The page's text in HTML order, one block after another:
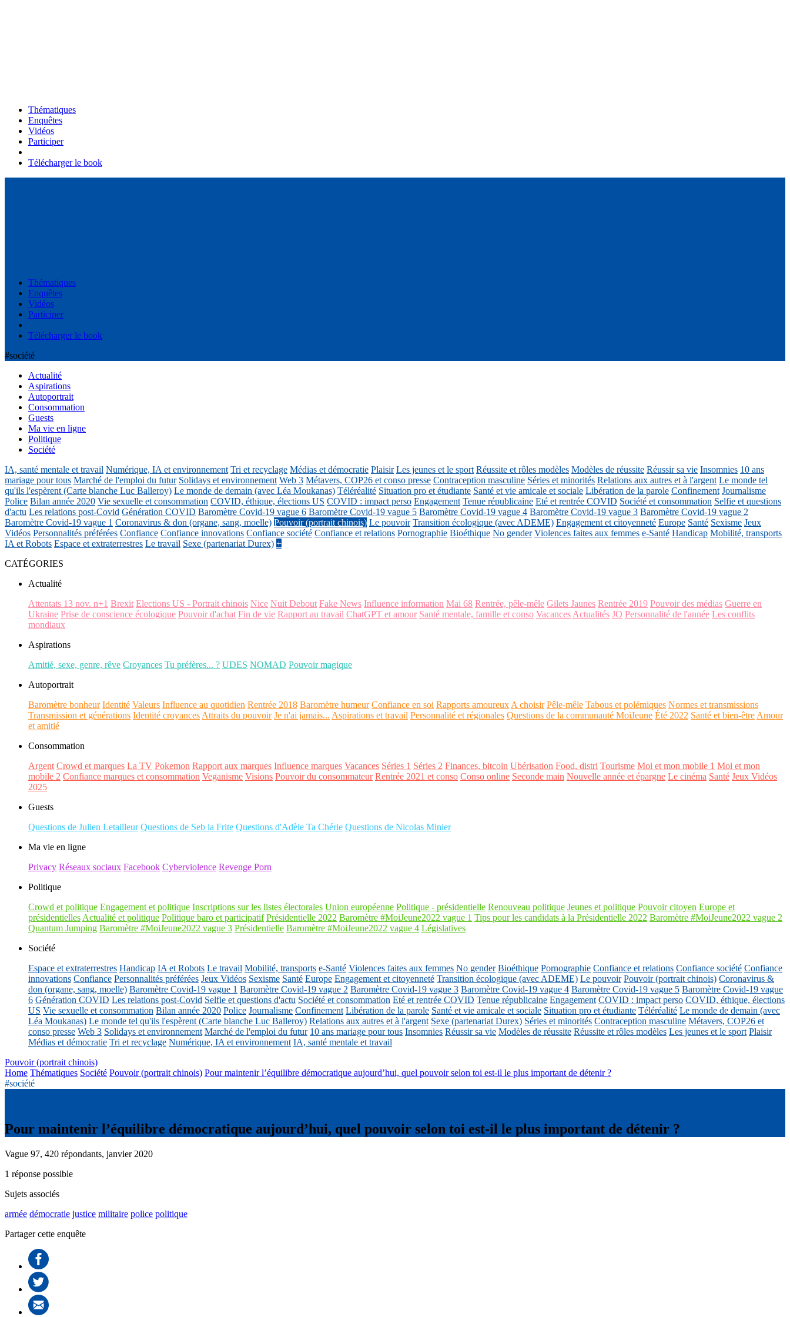
Thématiques
Enquêtes
Vidéos
Participer
Télécharger le book
Thématiques
Enquêtes
Vidéos
Participer
Télécharger le book
#société
Actualité
Aspirations
Autoportrait
Consommation
Guests
Ma vie en ligne
Politique
Société
IA, santé mentale et travail Numérique, IA et environnement Tri et recyclage Médias et démocratie Plaisir Les jeunes et le sport Réussite et rôles modèles Modèles de réussite Réussir sa vie Insomnies 10 ans
mariage pour tous Marché de l'emploi du futur Solidays et environnement Web 3 Métavers, COP26 et conso presse Contraception masculine Séries et minorités Relations aux autres et à l'argent Le monde tel
qu'ils l'espèrent (Carte blanche Luc Balleroy) Le monde de demain (avec Léa Moukanas) Téléréalité Situation pro et étudiante Santé et vie amicale et sociale Libération de la parole Confinement Journalisme
Police Bilan année 2020 Vie sexuelle et consommation COVID, éthique, élections US COVID : impact perso Engagement Tenue républicaine Eté et rentrée COVID Société et consommation Selfie et questions
d'actu Les relations post-Covid Génération COVID Baromètre Covid-19 vague 6 Baromètre Covid-19 vague 5 Baromètre Covid-19 vague 4 Baromètre Covid-19 vague 3 Baromètre Covid-19 vague 2
Baromètre Covid-19 vague 1 Coronavirus & don (organe, sang, moelle) Pouvoir (portrait chinois) Le pouvoir Transition écologique (avec ADEME) Engagement et citoyenneté Europe Santé Sexisme Jeux
Vidéos Personnalités préférées Confiance Confiance innovations Confiance société Confiance et relations Pornographie Bioéthique No gender Violences faites aux femmes e-Santé Handicap Mobilité, transports
IA et Robots Espace et extraterrestres Le travail Sexe (partenariat Durex) +
CATÉGORIES
Actualité
Attentats 13 nov. n+1 Brexit Elections US - Portrait chinois Nice Nuit Debout Fake News Influence information Mai 68 Rentrée, pêle-mêle Gilets Jaunes Rentrée 2019 Pouvoir des médias Guerre en
Ukraine Prise de conscience écologique Pouvoir d'achat Fin de vie Rapport au travail ChatGPT et amour Santé mentale, famille et conso Vacances Actualités JO Personnalité de l'année Les conflits
mondiaux
Aspirations
Amitié, sexe, genre, rêve Croyances Tu préfères... ? UDES NOMAD Pouvoir magique
Autoportrait
Baromètre bonheur Identité Valeurs Influence au quotidien Rentrée 2018 Baromètre humeur Confiance en soi Rapports amoureux A choisir Pêle-mêle Tabous et polémiques Normes et transmissions
Transmission et générations Identité croyances Attraits du pouvoir Je n'ai jamais... Aspirations et travail Personnalité et régionales Questions de la communauté MoiJeune Été 2022 Santé et bien-être Amour
et amitié
Consommation
Argent Crowd et marques La TV Pokemon Rapport aux marques Influence marques Vacances Séries 1 Séries 2 Finances, bitcoin Ubérisation Food, distri Tourisme Moi et mon mobile 1 Moi et mon
mobile 2 Confiance marques et consommation Veganisme Visions Pouvoir du consommateur Rentrée 2021 et conso Conso online Seconde main Nouvelle année et épargne Le cinéma Santé Jeux Vidéos
2025
Guests
Questions de Julien Letailleur Questions de Seb la Frite Questions d'Adèle Ta Chérie Questions de Nicolas Minier
Ma vie en ligne
Privacy Réseaux sociaux Facebook Cyberviolence Revenge Porn
Politique
Crowd et politique Engagement et politique Inscriptions sur les listes électorales Union européenne Politique - présidentielle Renouveau politique Jeunes et politique Pouvoir citoyen Europe et
présidentielles Actualité et politique Politique baro et participatif Présidentielle 2022 Baromètre #MoiJeune2022 vague 1 Tips pour les candidats à la Présidentielle 2022 Baromètre #MoiJeune2022 vague 2
Quantum Jumping Baromètre #MoiJeune2022 vague 3 Présidentielle Baromètre #MoiJeune2022 vague 4 Législatives
Société
Espace et extraterrestres Handicap IA et Robots Le travail Mobilité, transports e-Santé Violences faites aux femmes No gender Bioéthique Pornographie Confiance et relations Confiance société Confiance
innovations Confiance Personnalités préférées Jeux Vidéos Sexisme Santé Europe Engagement et citoyenneté Transition écologique (avec ADEME) Le pouvoir Pouvoir (portrait chinois) Coronavirus &
don (organe, sang, moelle) Baromètre Covid-19 vague 1 Baromètre Covid-19 vague 2 Baromètre Covid-19 vague 3 Baromètre Covid-19 vague 4 Baromètre Covid-19 vague 5 Baromètre Covid-19 vague
6 Génération COVID Les relations post-Covid Selfie et questions d'actu Société et consommation Eté et rentrée COVID Tenue républicaine Engagement COVID : impact perso COVID, éthique, élections
US Vie sexuelle et consommation Bilan année 2020 Police Journalisme Confinement Libération de la parole Santé et vie amicale et sociale Situation pro et étudiante Téléréalité Le monde de demain (avec
Léa Moukanas) Le monde tel qu'ils l'espèrent (Carte blanche Luc Balleroy) Relations aux autres et à l'argent Sexe (partenariat Durex) Séries et minorités Contraception masculine Métavers, COP26 et
conso presse Web 3 Solidays et environnement Marché de l'emploi du futur 10 ans mariage pour tous Insomnies Réussir sa vie Modèles de réussite Réussite et rôles modèles Les jeunes et le sport Plaisir
Médias et démocratie Tri et recyclage Numérique, IA et environnement IA, santé mentale et travail
Pouvoir (portrait chinois)
Home Thématiques Société Pouvoir (portrait chinois) Pour maintenir l’équilibre démocratique aujourd’hui, quel pouvoir selon toi est-il le plus important de détenir ?
#société
Pour maintenir l’équilibre démocratique aujourd’hui, quel pouvoir selon toi est-il le plus important de détenir ?
Vague 97, 420 répondants, janvier 2020
1 réponse possible
Sujets associés
armée démocratie justice militaire police politique
Partager cette enquête